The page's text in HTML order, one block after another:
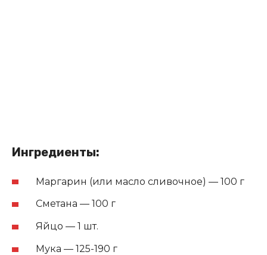
Ингредиенты:
Маргарин (или масло сливочное) — 100 г
Сметана — 100 г
Яйцо — 1 шт.
Мука — 125-190 г